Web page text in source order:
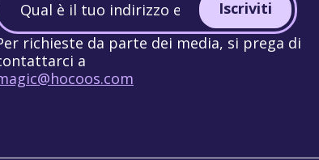
Iscriviti
richieste da parte dei media, si prega di
a